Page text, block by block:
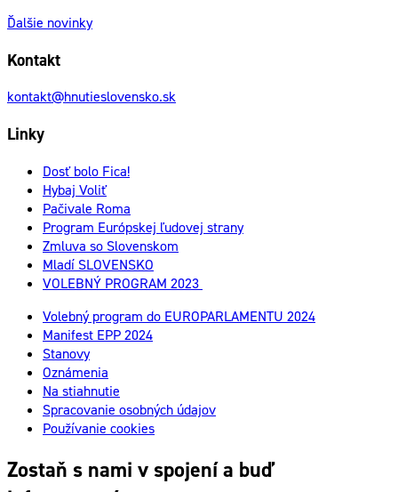
Ďalšie novinky
Kontakt
kontakt@hnutieslovensko.sk
Linky
Dosť bolo Fica!
Hybaj Voliť
Pačivale Roma
Program Európskej ľudovej strany
Zmluva so Slovenskom
Mladí SLOVENSKO
VOLEBNÝ PROGRAM 2023
Volebný program do EUROPARLAMENTU 2024
Manifest EPP 2024
Stanovy
Oznámenia
Na stiahnutie
Spracovanie osobných údajov
Používanie cookies
Zostaň s nami v spojení a buď